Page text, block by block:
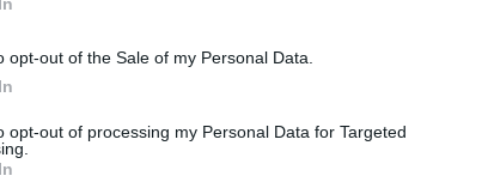
opt-out of the Sale of my Personal Data.
opt-out of processing my Personal Data for Targeted
betydet, at bankens udlån nu er steget
til en vækst på 8 procent
Landbobank fik i 1. halvår 2019 et
kroner mod 534 millioner kroner i 1.